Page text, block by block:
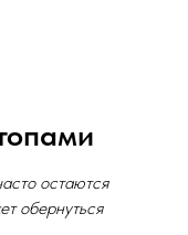
остаются
обернуться